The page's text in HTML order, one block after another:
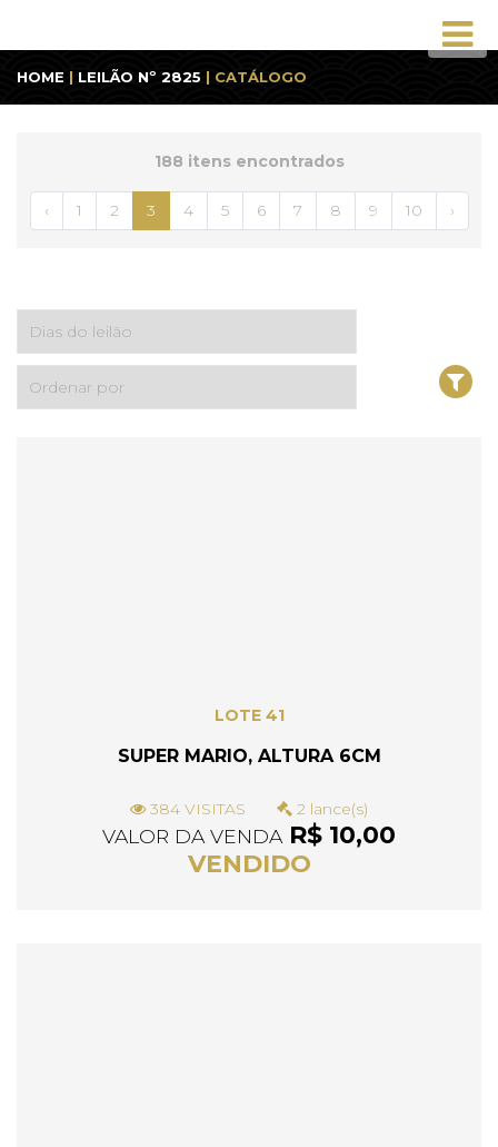
HOME | LEILÃO Nº 2825 | CATÁLOGO
188 itens encontrados
‹ 1 2 3 4 5 6 7 8 9 10 ›
LOTE 41
SUPER MARIO, ALTURA 6CM
384 VISITAS 2 lance(s)
VALOR DA VENDAR$ 10,00
VENDIDO